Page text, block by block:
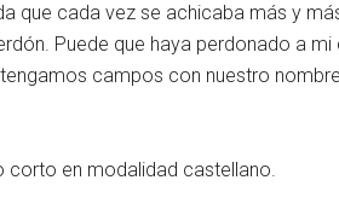
que cada vez se achicaba más y
Puede que haya perdonado a
campos con nuestro
corto en modalidad castellano.